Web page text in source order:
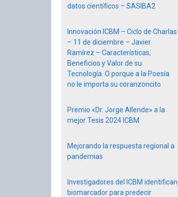
datos científicos – SASIBA2
Innovación ICBM – Ciclo de Charlas
– 11 de diciembre – Javier
Ramírez – Características,
Beneficios y Valor de su
Tecnología. O porque a la Poesía
no le importa su coranzoncito
Premio «Dr. Jorge Allende» a la
mejor Tesis 2024 ICBM
Mejorando la respuesta regional a
pandemias
Investigadores del ICBM identifican
biomarcador para predecir